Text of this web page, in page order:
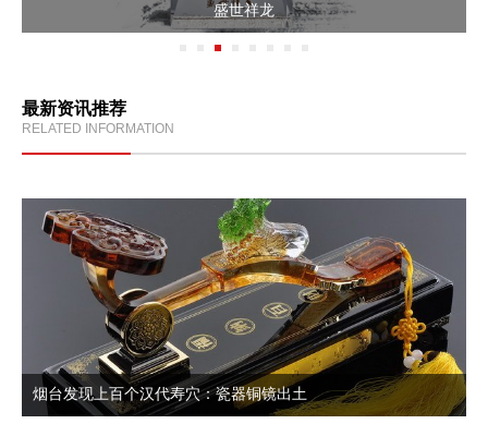
生机勃勃（奖杯）
最新资讯推荐
RELATED INFORMATION
琉璃与水晶的区别